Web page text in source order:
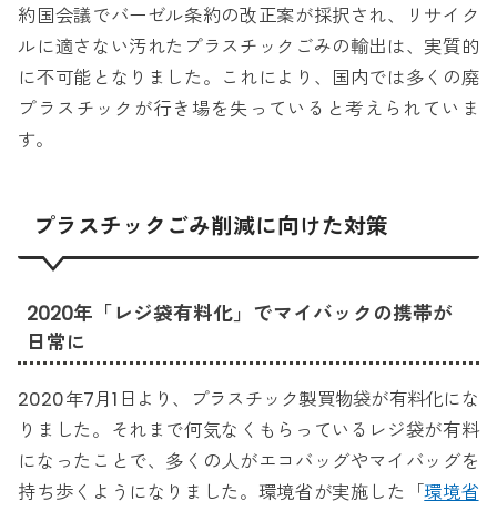
約国会議でバーゼル条約の改正案が採択され、リサイク
ルに適さない汚れたプラスチックごみの輸出は、実質的
に不可能となりました。これにより、国内では多くの廃
プラスチックが行き場を失っていると考えられていま
す。
プラスチックごみ削減に向けた対策
2020年「レジ袋有料化」でマイバックの携帯が
日常に
2020年7月1日より、プラスチック製買物袋が有料化にな
りました。それまで何気なくもらっているレジ袋が有料
になったことで、多くの人がエコバッグやマイバッグを
持ち歩くようになりました。環境省が実施した「環境省